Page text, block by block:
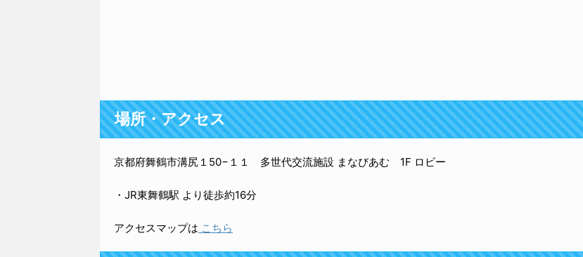
場所・アクセス
京都府舞鶴市溝尻１50−１１ 多世代交流施設 まなびあむ 1F ロビー
・JR東舞鶴駅 より徒歩約16分
アクセスマップは こちら